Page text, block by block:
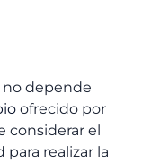
no depende
ofrecido por
considerar el
para realizar la